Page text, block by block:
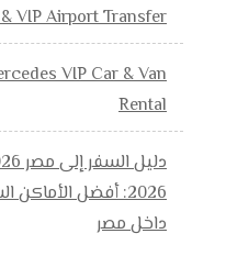
VIP Airport Transfer
VIP Car & Van
Rental
2026: أفضل
داخل مصر